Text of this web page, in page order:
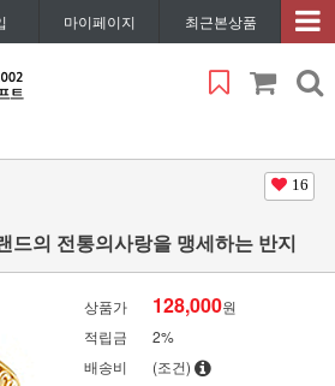
마이페이지 최근본상품
16
드의 전통의사랑을 맹세하는 반지
상품가 128,000원
적립금
2%
배송비
(조건)